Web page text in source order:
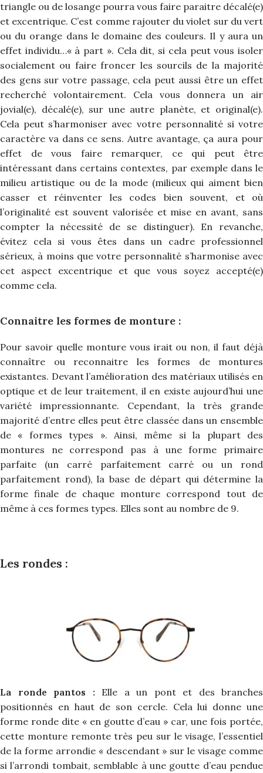
triangle ou de losange pourra vous faire paraitre décalé(e)
et excentrique. C’est comme rajouter du violet sur du vert
ou du orange dans le domaine des couleurs. Il y aura un
effet individu…« à part ». Cela dit, si cela peut vous isoler
socialement ou faire froncer les sourcils de la majorité
des gens sur votre passage, cela peut aussi être un effet
recherché volontairement. Cela vous donnera un air
jovial(e), décalé(e), sur une autre planète, et original(e).
Cela peut s’harmoniser avec votre personnalité si votre
caractère va dans ce sens. Autre avantage, ça aura pour
effet de vous faire remarquer, ce qui peut être
intéressant dans certains contextes, par exemple dans le
milieu artistique ou de la mode (milieux qui aiment bien
casser et réinventer les codes bien souvent, et où
l’originalité est souvent valorisée et mise en avant, sans
compter la nécessité de se distinguer). En revanche,
évitez cela si vous êtes dans un cadre professionnel
sérieux, à moins que votre personnalité s’harmonise avec
cet aspect excentrique et que vous soyez accepté(e)
comme cela.
Connaitre les formes de monture :
Pour savoir quelle monture vous irait ou non, il faut déjà
connaître ou reconnaitre les formes de montures
existantes. Devant l’amélioration des matériaux utilisés en
optique et de leur traitement, il en existe aujourd’hui une
variété impressionnante. Cependant, la très grande
majorité d’entre elles peut être classée dans un ensemble
de « formes types ». Ainsi, même si la plupart des
montures ne correspond pas à une forme primaire
parfaite (un carré parfaitement carré ou un rond
parfaitement rond), la base de départ qui détermine la
forme finale de chaque monture correspond tout de
même à ces formes types. Elles sont au nombre de 9.
Les rondes :
La ronde pantos : Elle a un pont et des branches
positionnés en haut de son cercle. Cela lui donne une
forme ronde dite « en goutte d’eau » car, une fois portée,
cette monture remonte très peu sur le visage, l’essentiel
de la forme arrondie « descendant » sur le visage comme
si l’arrondi tombait, semblable à une goutte d’eau pendue